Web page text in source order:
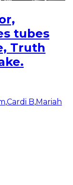
tubes
Truth
,Cardi B,Mariah